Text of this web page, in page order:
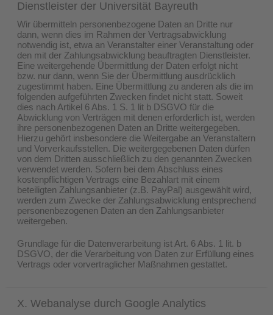
Dienstleister der Universität Bayreuth
Wir übermitteln personenbezogene Daten an Dritte nur
dann, wenn dies im Rahmen der Vertragsabwicklung
notwendig ist, etwa an Veranstalter einer Veranstaltung oder
den mit der Zahlungsabwicklung beauftragten Dienstleister.
Eine weitergehende Übermittlung der Daten erfolgt nicht
bzw. nur dann, wenn Sie der Übermittlung ausdrücklich
zugestimmt haben. Eine Übermittlung zu anderen als die im
folgenden aufgeführten Zwecken findet nicht statt. Soweit
dies nach Artikel 6 Abs. 1 S. 1 lit b DSGVO für die
Abwicklung von Verträgen mit denen erforderlich ist, werden
ihre personenbezogenen Daten an Dritte weitergegeben.
Hierzu gehört insbesondere die Weitergabe an Veranstaltern
und Vorverkaufsstellen. Die weitergegebenen Daten dürfen
von dem Dritten ausschließlich zu den genannten Zwecken
verwendet werden. Sofern bei dem Abschluss eines
kostenpflichtigen Vertrags eine Bezahlart mit einem
beteiligten Zahlungsanbieter (z.B. PayPal) ausgewählt wird,
werden zum Zwecke der Zahlungsabwicklung entsprechend
personenbezogenen Daten an den Zahlungsanbieter
weitergeben.
Grundlage für die Datenverarbeitung ist Art. 6 Abs. 1 lit. b
DSGVO, der die Verarbeitung von Daten zur Erfüllung eines
Vertrags oder vorvertraglicher Maßnahmen gestattet.
X. Webanalyse durch Google Analytics